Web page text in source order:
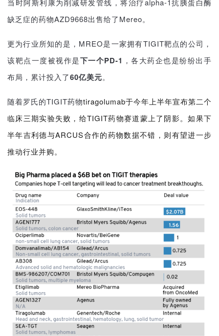
当时阿斯利康为削减研发管线，将治疗alpha-1抗胰蛋白酶
缺乏症的药物AZD9668出售给了Mereo。
更为行业所知的是，MREO是一家拥有TIGIT靶点的公司，
该靶点一度被视作是下一个PD-1 ，各大药企也是纷纷出手
布局，累计投入了60亿美元。
随着罗氏的TIGIT药物tiragolumab于今年上半年宣布第二个
临床三期实验失败，给TIGIT药物赛道蒙上了阴影。如果下
半年吉利德与ARCUS合作的药物数据不错，则有望进一步
推动行业并购。